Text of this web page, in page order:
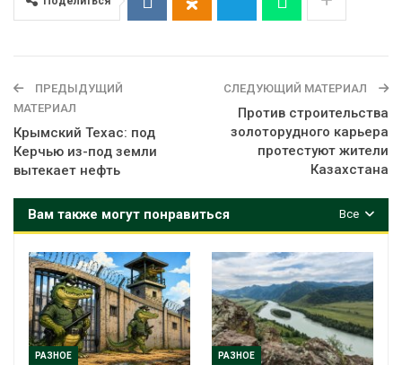
ПРЕДЫДУЩИЙ
МАТЕРИАЛ
Крымский Техас: под
Керчью из-под земли
вытекает нефть
СЛЕДУЮЩИЙ МАТЕРИАЛ
Против строительства
золоторудного карьера
протестуют жители
Казахстана
Все
Вам также могут понравиться
РАЗНОЕ РАЗНОЕ